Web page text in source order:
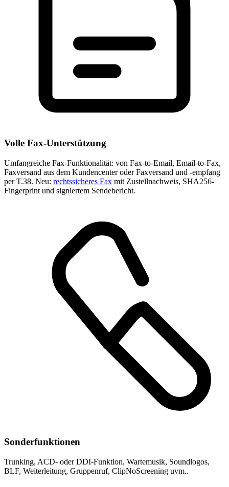
Volle Fax-Unterstützung
Umfangreiche Fax-Funktionalität: von Fax-to-Email, Email-to-Fax,
Faxversand aus dem Kundencenter oder Faxversand und -empfang
per T.38. Neu: rechtssicheres Fax mit Zustellnachweis, SHA256-
Fingerprint und signiertem Sendebericht.
Sonderfunktionen
Trunking, ACD- oder DDI-Funktion, Wartemusik, Soundlogos,
BLF, Weiterleitung, Gruppenruf, ClipNoScreening uvm..